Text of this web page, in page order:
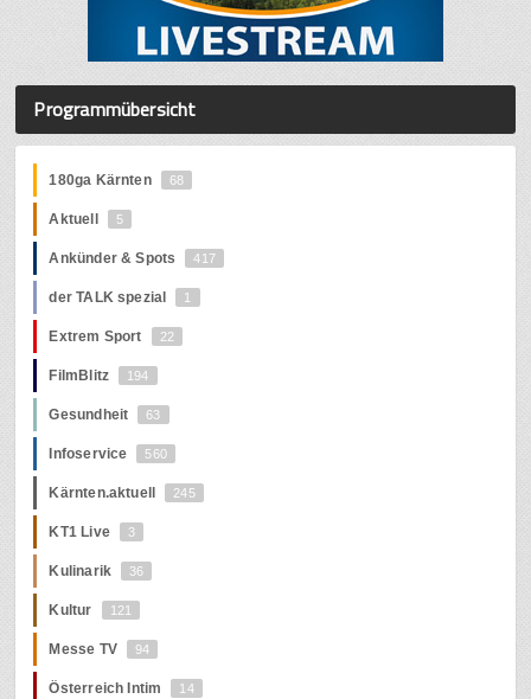
Programmübersicht
180ga Kärnten 68
Aktuell 5
Ankünder & Spots 417
der TALK spezial 1
Extrem Sport 22
FilmBlitz 194
Gesundheit 63
Infoservice 560
Kärnten.aktuell 245
KT1 Live 3
Kulinarik 36
Kultur 121
Messe TV 94
Österreich Intim 14